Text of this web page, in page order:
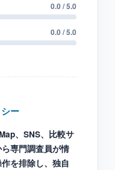
0.0 / 5.0
0.0 / 5.0
ー
、SNS、比較サ
専門調査員が情
を排除し、独自